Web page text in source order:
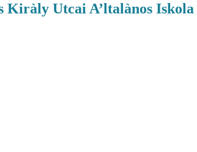
Utcai A’ltalànos